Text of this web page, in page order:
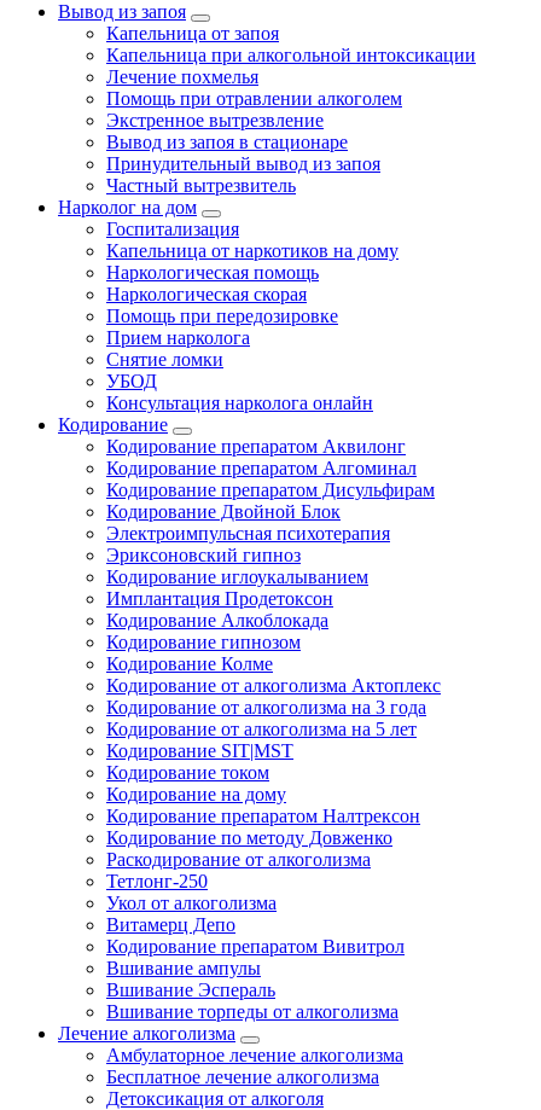
Вывод из запоя
Капельница от запоя
Капельница при алкогольной интоксикации
Лечение похмелья
Помощь при отравлении алкоголем
Экстренное вытрезвление
Вывод из запоя в стационаре
Принудительный вывод из запоя
Частный вытрезвитель
Нарколог на дом
Госпитализация
Капельница от наркотиков на дому
Наркологическая помощь
Наркологическая скорая
Помощь при передозировке
Прием нарколога
Снятие ломки
УБОД
Консультация нарколога онлайн
Кодирование
Кодирование препаратом Аквилонг
Кодирование препаратом Алгоминал
Кодирование препаратом Дисульфирам
Кодирование Двойной Блок
Электроимпульсная психотерапия
Эриксоновский гипноз
Кодирование иглоукалыванием
Имплантация Продетоксон
Кодирование Алкоблокада
Кодирование гипнозом
Кодирование Колме
Кодирование от алкоголизма Актоплекс
Кодирование от алкоголизма на 3 года
Кодирование от алкоголизма на 5 лет
Кодирование SIT|MST
Кодирование током
Кодирование на дому
Кодирование препаратом Налтрексон
Кодирование по методу Довженко
Раскодирование от алкоголизма
Тетлонг-250
Укол от алкоголизма
Витамерц Депо
Кодирование препаратом Вивитрол
Вшивание ампулы
Вшивание Эспераль
Вшивание торпеды от алкоголизма
Лечение алкоголизма
Амбулаторное лечение алкоголизма
Бесплатное лечение алкоголизма
Детоксикация от алкоголя